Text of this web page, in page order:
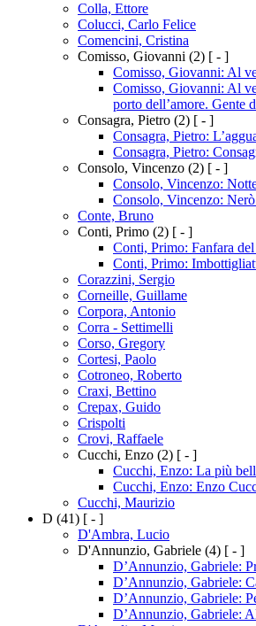
Colla, Ettore
Colucci, Carlo Felice
Comencini, Cristina
Comisso, Giovanni (2) [ - ]
Comisso, Giovanni: Al
Comisso, Giovanni: Al
porto dell’amore. Gente
Consagra, Pietro (2) [ - ]
Consagra, Pietro:
Consagra, Pietro:
Consolo, Vincenzo (2) [ - ]
Consolo, Vincenzo:
Consolo, Vincenzo:
Conte, Bruno
Conti, Primo (2) [ - ]
Conti, Primo: Fanfara
Conti, Primo:
Corazzini, Sergio
Corneille, Guillame
Corpora, Antonio
Corra - Settimelli
Corso, Gregory
Cortesi, Paolo
Cotroneo, Roberto
Craxi, Bettino
Crepax, Guido
Crispolti
Crovi, Raffaele
Cucchi, Enzo (2) [ - ]
Cucchi, Enzo: La più
Cucchi, Enzo: Enzo
Cucchi, Maurizio
D (41) [ - ]
D'Ambra, Lucio
D'Annunzio, Gabriele (4) [ - ]
D’Annunzio, Gabriele:
D’Annunzio, Gabriele:
D’Annunzio, Gabriele:
D’Annunzio, Gabriele: